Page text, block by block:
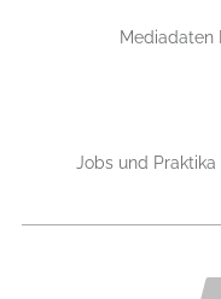
Mediadaten
Jobs und